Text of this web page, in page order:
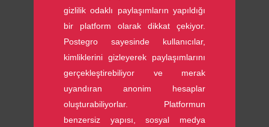
gizlilik odaklı paylaşımların yapıldığı
bir platform olarak dikkat çekiyor.
Postegro sayesinde kullanıcılar,
kimliklerini gizleyerek paylaşımlarını
gerçekleştirebiliyor ve merak
uyandıran anonim hesaplar
oluşturabiliyorlar. Platformun
benzersiz yapısı, sosyal medya